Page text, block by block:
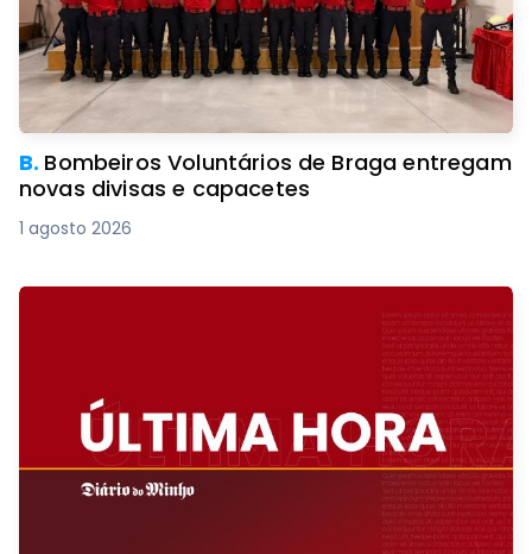
B. Bombeiros Voluntários de Braga entregam
novas divisas e capacetes
1 agosto 2026